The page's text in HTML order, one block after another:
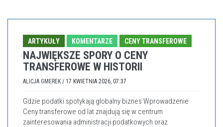
ARTYKUŁY KOMENTARZE CENY TRANSFEROWE
NAJWIĘKSZE SPORY O CENY
TRANSFEROWE W HISTORII
ALICJA GMEREK/ 17 KWIETNIA 2026, 07:37
Gdzie podatki spotykają globalny biznes Wprowadzenie
Ceny transferowe od lat znajdują się w centrum
zainteresowania administracji podatkowych oraz